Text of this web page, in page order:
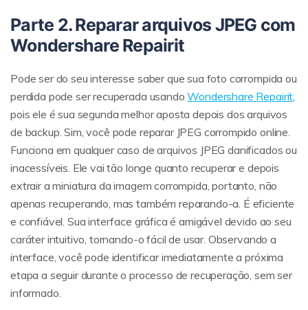
Parte 2. Reparar arquivos JPEG com
Wondershare Repairit
Pode ser do seu interesse saber que sua foto corrompida ou
perdida pode ser recuperada usandoWondershare Repairit
pois ele é sua segunda melhor aposta depois dos arquivos
de backup. Sim, você pode reparar JPEG corrompido online.
Funciona em qualquer caso de arquivos JPEG danificados ou
inacessíveis. Ele vai tão longe quanto recuperar e depois
extrair a miniatura da imagem corrompida, portanto, não
apenas recuperando, mas também reparando-a. É eficiente
e confiável. Sua interface gráfica é amigável devido ao seu
caráter intuitivo, tornando-o fácil de usar. Observando a
interface, você pode identificar imediatamente a próxima
etapa a seguir durante o processo de recuperação, sem ser
informado.